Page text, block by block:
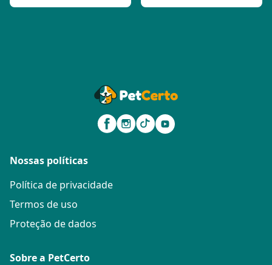
Nossas políticas
Política de privacidade
Termos de uso
Proteção de dados
Sobre a PetCerto